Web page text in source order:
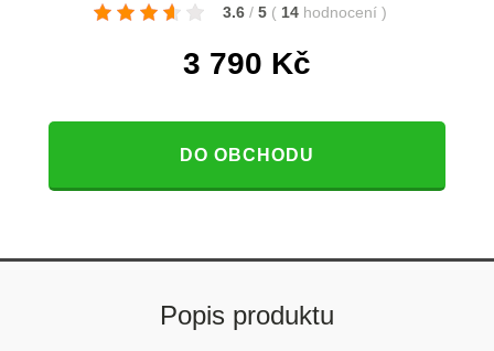
3.6 / 5 ( 14 hodnocení )
3 790 Kč
DO OBCHODU
Popis produktu